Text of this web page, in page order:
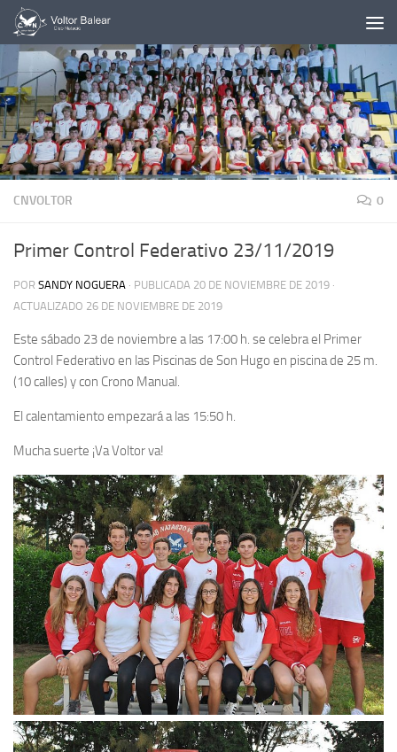
Saltar al contenido
CNVOLTOR 0
Primer Control Federativo 23/11/2019
POR SANDY NOGUERA · PUBLICADA 20 DE NOVIEMBRE DE 2019 ·
ACTUALIZADO 26 DE NOVIEMBRE DE 2019
Este sábado 23 de noviembre a las 17:00 h. se celebra el Primer
Control Federativo en las Piscinas de Son Hugo en piscina de 25 m.
(10 calles) y con Crono Manual.
El calentamiento empezará a las 15:50 h.
Mucha suerte ¡Va Voltor va!